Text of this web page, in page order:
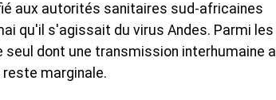
aux autorités sanitaires sud-africaines
qu'il s'agissait du virus Andes. Parmi les
dont une transmission interhumaine a
marginale.